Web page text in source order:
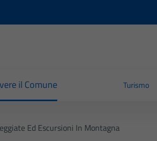
il Comune Turismo
Ed Escursioni In Montagna